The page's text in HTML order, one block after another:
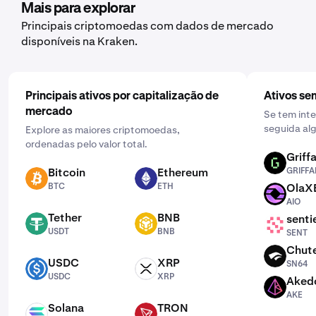
pretende comprar e selecione a frequência clicando em
"Uma vez" e escolhendo uma programação que funcione
para si: diária, semanal ou mensal.
Mais para explorar
Principais criptomoedas com dados de mercado
disponíveis na Kraken.
Principais ativos por capitalização de
mercado
Explore as maiores criptomoedas,
ordenadas pelo valor total.
BTC Bitcoin
BTC
ETH Ethereum
ETH
USDT Tether
USDT
BNB BNB
BNB
USDC USDC
USDC
XRP XRP
XRP
SOL Solana TRX TRON
Ativos
Se tem
seguida
GRIFFAIN
AIO
AIO
SENT
SENT
SN64
SN64
AKE
AKE